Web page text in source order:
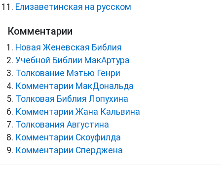
Елизаветинская на русском
Комментарии
Новая Женевская Библия
Учебной Библии МакАртура
Толкование Мэтью Генри
Комментарии МакДональда
Толковая Библия Лопухина
Комментарии Жана Кальвина
Толкования Августина
Комментарии Скоуфилда
Комментарии Сперджена